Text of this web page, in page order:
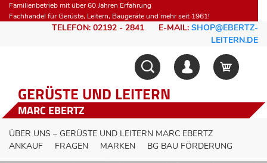
Familienbetrieb mit über 60 Jahren Erfahrung
Fachhandel für Gerüste, Leitern, Baugeräte und mehr seit 1961!
TELEFON: 02192 - 2841 E-MAIL: SHOP@EBERTZ-
LEITERN.DE
GERÜSTE UND LEITERN
MARC EBERTZ
ÜBER UNS – GERÜSTE UND LEITERN MARC EBERTZ
ANKAUF
FRAGEN MARKEN BG BAU FÖRDERUNG